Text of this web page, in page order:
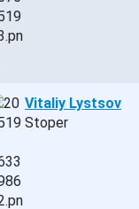
Vitaliy Lystsov
Stoper